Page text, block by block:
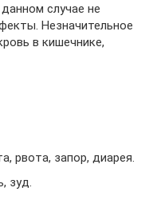
случае не
Незначительное
в кишечнике,
рвота, запор, диарея.
зуд.